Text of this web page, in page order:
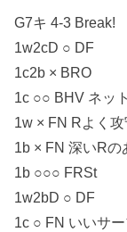
G7キ 4-3 Break!
1w2cD ○ DF
1c2b × BRO
1c ○○ BHV ネッ
1w × FN Rよく
1b × FN 深いRの
1b ○○○ FRSt
1w2bD ○ DF
1c ○ FN いいサ